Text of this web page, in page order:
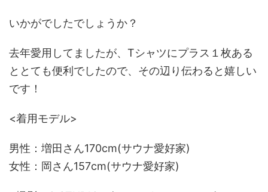
いかがでしたでしょうか？
去年愛用してましたが、Tシャツにプラス１枚ある
ととても便利でしたので、その辺り伝わると嬉しい
です！
<着用モデル>
男性：増田さん170cm(サウナ愛好家)
女性：岡さん157cm(サウナ愛好家)